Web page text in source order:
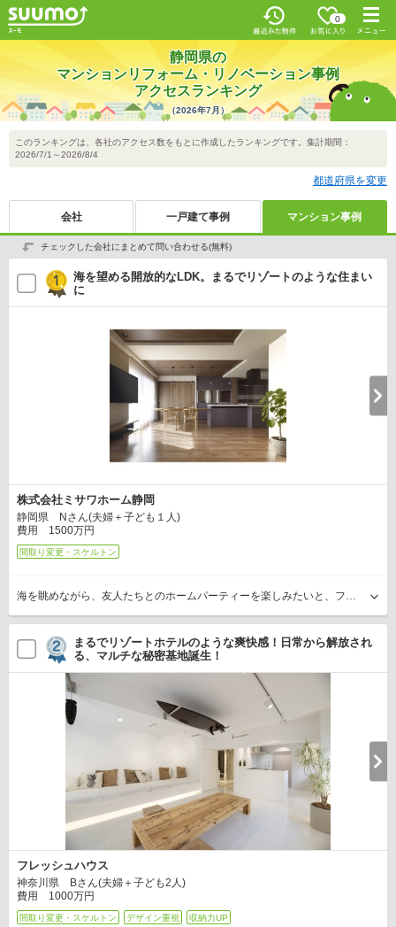
最近みた
お気に入
0
メニ
静岡県の
マンションリフォーム・リノベーション事例
アクセスランキング
（2026年7月）
このランキングは、各社のアクセス数をもとに作成したランキングです。集計期間：
2026/7/1～2026/8/4
都道府県を変更
会社 一戸建て事例 マンション事例
チェックした会社にまとめて問い合わせる(無料)
海を望める開放的なLDK。まるでリゾートのような住まい
に
株式会社ミサワホーム静岡
静岡県 Nさん(夫婦＋子ども１人)
費用 1500万円
間取り変更・スケルトン
海を眺めながら、友人たちとのホームパーティーを楽しみたいと、フルリフォームを希望されたNさん。そこでより明るく広々と感じられるように、連続性を意識しながら空間をデザイン。ホームパ…
まるでリゾートホテルのような爽快感！日常から解放され
る、マルチな秘密基地誕生！
フレッシュハウス
神奈川県 Bさん(夫婦＋子ども2人)
費用 1000万円
間取り変更・スケルトン デザイン重視 収納力UP